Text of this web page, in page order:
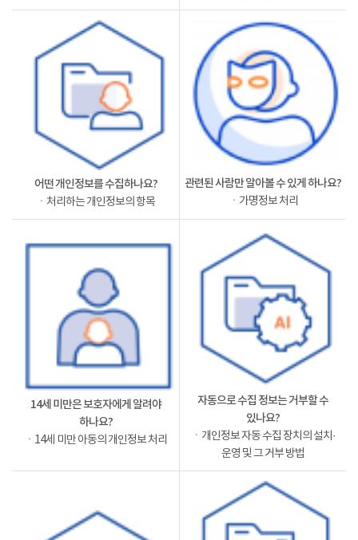
어떤 개인정보를 수집하나요?
ㆍ처리하는 개인정보의 항목
관련된 사람만 알아볼 수 있게 하나요?
ㆍ가명정보 처리
14세 미만은 보호자에게 알려야
하나요?
ㆍ14세 미만 아동의 개인정보 처리
자동으로 수집 정보는 거부할 수
있나요?
ㆍ개인정보 자동 수집 장치의 설치·
운영 및 그 거부 방법